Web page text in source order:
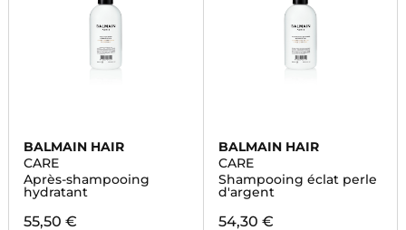
BALMAIN HAIR
CARE
Après-shampooing
hydratant
55,50 €
BALMAIN HAIR
CARE
Shampooing éclat perle
d'argent
54,30 €